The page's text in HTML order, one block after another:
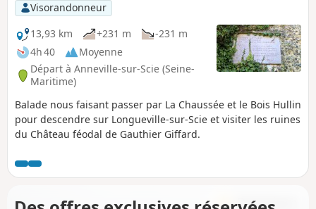
Visorandonneur
13,93 km
+231 m
-231 m
4h 40
Moyenne
Départ à Anneville-sur-Scie (Seine-
Maritime)
Balade nous faisant passer par La Chaussée et le Bois Hullin
pour descendre sur Longueville-sur-Scie et visiter les ruines
du Château féodal de Gauthier Giffard.